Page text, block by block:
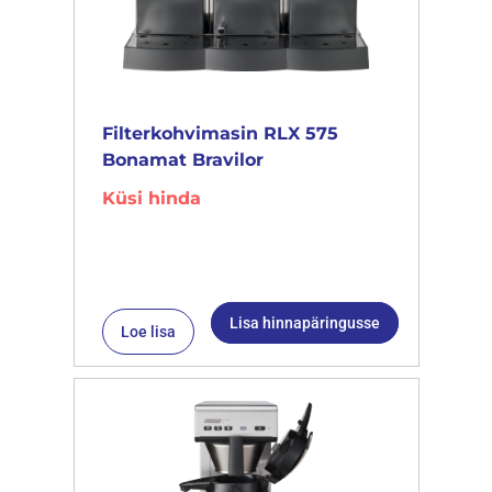
Filterkohvimasin RLX 575
Bonamat Bravilor
Küsi hinda
Loe lisa Lisa hinnapäringusse